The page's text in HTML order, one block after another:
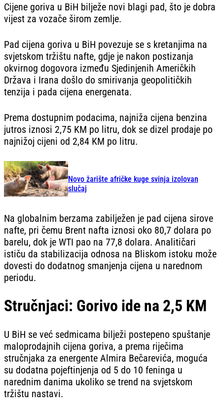
Cijene goriva u BiH bilježe novi blagi pad, što je dobra
vijest za vozače širom zemlje.
Pad cijena goriva u BiH povezuje se s kretanjima na
svjetskom tržištu nafte, gd‌je je nakon postizanja
okvirnog dogovora između Sjedinjenih Američkih
Država i Irana došlo do smirivanja geopolitičkih
tenzija i pada cijena energenata.
Prema dostupnim podacima, najniža cijena benzina
jutros iznosi 2,75 KM po litru, dok se dizel prodaje po
najnižoj cijeni od 2,84 KM po litru.
Novo žarište afričke kuge svinja izolovan
slučaj
Na globalnim berzama zabilježen je pad cijena sirove
nafte, pri čemu Brent nafta iznosi oko 80,7 dolara po
barelu, dok je WTI pao na 77,8 dolara. Analitičari
ističu da stabilizacija odnosa na Bliskom istoku može
dovesti do dodatnog smanjenja cijena u narednom
periodu.
Stručnjaci: Gorivo ide na 2,5 KM
U BiH se već sedmicama bilježi postepeno spuštanje
maloprodajnih cijena goriva, a prema riječima
stručnjaka za energente Almira Bečarevića, moguća
su dodatna pojeftinjenja od 5 do 10 feninga u
narednim danima ukoliko se trend na svjetskom
tržištu nastavi.